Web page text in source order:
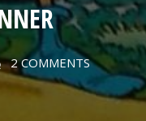
2 COMMENTS